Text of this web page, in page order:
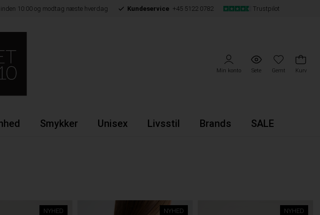
10:00 og modtag næste hverdag Kundeservice +45 5122 0782 Trustpilot
Min konto Sete Gemt Kurv
Smykker Unisex Livsstil Brands SALE
NYHED NYHED NYHED